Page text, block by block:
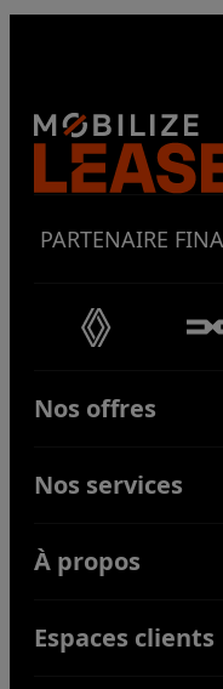
PARTENAIRE
(ouvre un
Nos offres
Nos services
À propos
Espaces clients